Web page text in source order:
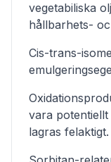
vegetabiliska
hållbarhets-
Cis-trans-
vara
lagras felaktigt.